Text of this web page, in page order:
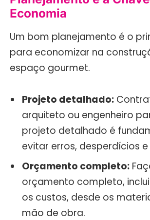
Economia
Um bom planejamento é o
para economizar na
espaço gourmet.
Projeto detalhado:
arquiteto ou engenheiro
projeto detalhado é
evitar erros, desperdícios
Orçamento completo:
orçamento completo,
os custos, desde os
mão de obra.